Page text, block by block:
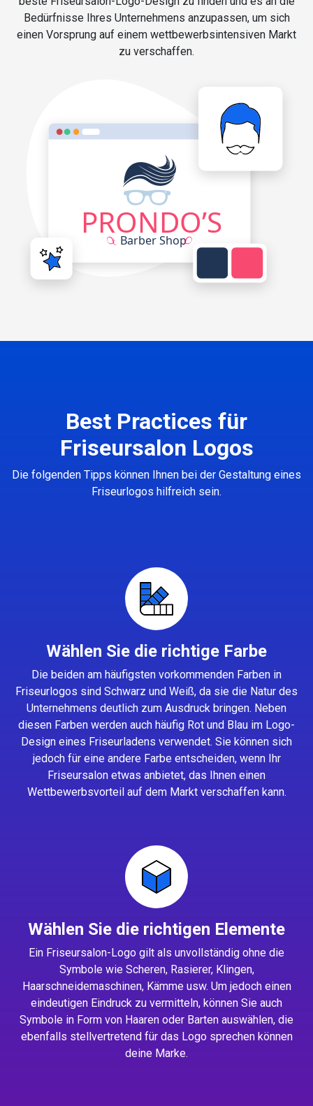
Bedürfnisse Ihres Unternehmens anzupassen, um sich
einen Vorsprung auf einem wettbewerbsintensiven Markt
zu verschaffen.
Best Practices für
Friseursalon Logos
Die folgenden Tipps können Ihnen bei der Gestaltung eines
Friseurlogos hilfreich sein.
Wählen Sie die richtige Farbe
Die beiden am häufigsten vorkommenden Farben in
Friseurlogos sind Schwarz und Weiß, da sie die Natur des
Unternehmens deutlich zum Ausdruck bringen. Neben
diesen Farben werden auch häufig Rot und Blau im Logo-
Design eines Friseurladens verwendet. Sie können sich
jedoch für eine andere Farbe entscheiden, wenn Ihr
Friseursalon etwas anbietet, das Ihnen einen
Wettbewerbsvorteil auf dem Markt verschaffen kann.
Wählen Sie die richtigen Elemente
Ein Friseursalon-Logo gilt als unvollständig ohne die
Symbole wie Scheren, Rasierer, Klingen,
Haarschneidemaschinen, Kämme usw. Um jedoch einen
eindeutigen Eindruck zu vermitteln, können Sie auch
Symbole in Form von Haaren oder Barten auswählen, die
ebenfalls stellvertretend für das Logo sprechen können
deine Marke.